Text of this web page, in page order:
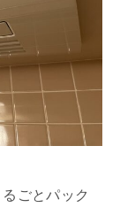
ごとパック